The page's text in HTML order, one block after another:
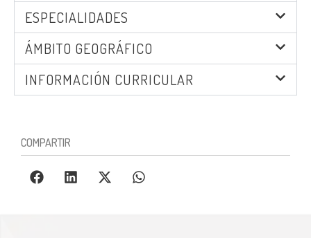
ESPECIALIDADES
ÁMBITO GEOGRÁFICO
INFORMACIÓN CURRICULAR
COMPARTIR